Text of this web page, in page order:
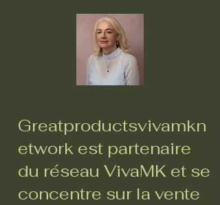
Greatproductsvivamkn
etwork est partenaire
du réseau VivaMK et se
concentre sur la vente